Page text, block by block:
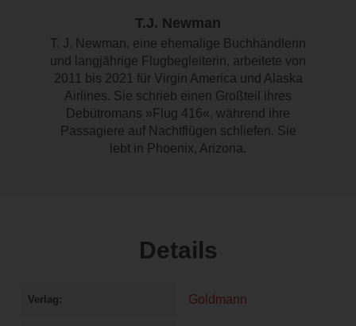
T.J. Newman
T. J. Newman, eine ehemalige Buchhändlerin
und langjährige Flugbegleiterin, arbeitete von
2011 bis 2021 für Virgin America und Alaska
Airlines. Sie schrieb einen Großteil ihres
Debütromans »Flug 416«, während ihre
Passagiere auf Nachtflügen schliefen. Sie
lebt in Phoenix, Arizona.
Details
Verlag Goldmann